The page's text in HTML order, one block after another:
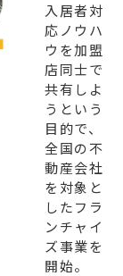
入居者対
応ノウハ
ウを加盟
店同士で
共有しよ
うという
目的で、
全国の不
動産会社
を対象と
したフラ
ンチャイ
ズ事業を
開始。